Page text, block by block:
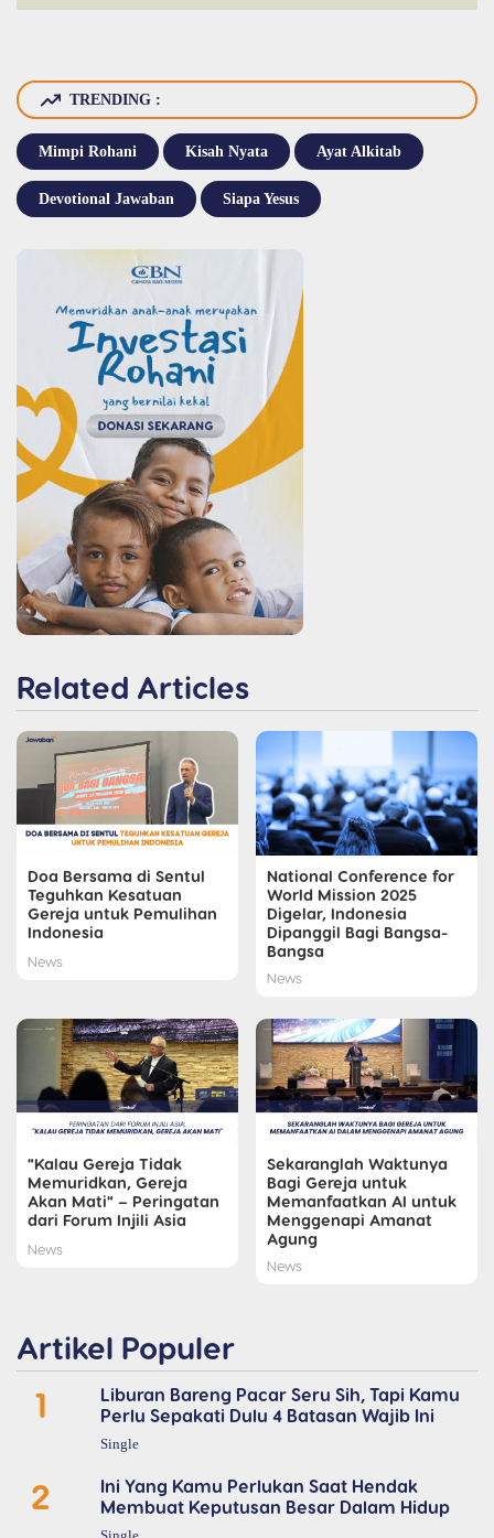
TRENDING :
Mimpi Rohani Kisah Nyata Ayat Alkitab
Devotional Jawaban Siapa Yesus
Related Articles
Doa Bersama di Sentul
Teguhkan Kesatuan
Gereja untuk Pemulihan
Indonesia
News
National Conference for
World Mission 2025
Digelar, Indonesia
Dipanggil Bagi Bangsa-
Bangsa
News
"Kalau Gereja Tidak
Memuridkan, Gereja
Akan Mati" – Peringatan
dari Forum Injili Asia
News
Sekaranglah Waktunya
Bagi Gereja untuk
Memanfaatkan AI untuk
Menggenapi Amanat
Agung
News
Artikel Populer
1
Liburan Bareng Pacar Seru Sih, Tapi Kamu
Perlu Sepakati Dulu 4 Batasan Wajib Ini
Single
2
Ini Yang Kamu Perlukan Saat Hendak
Membuat Keputusan Besar Dalam Hidup